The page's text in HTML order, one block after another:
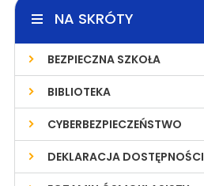
NA SKRÓTY
BEZPIECZNA SZKOŁA
BIBLIOTEKA
CYBERBEZPIECZEŃSTWO
DEKLARACJA DOSTĘPNOŚCI